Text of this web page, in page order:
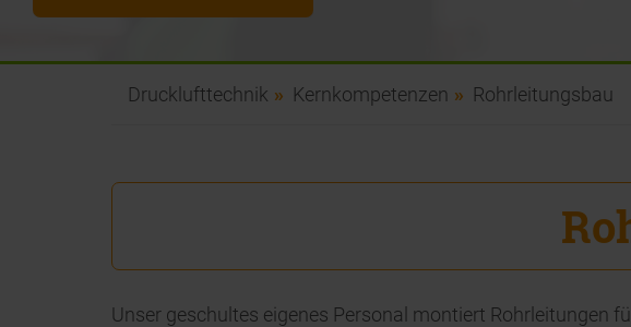
Drucklufttechnik Kernkompetenzen Rohrleitungsbau
Unser geschultes eigenes Personal montiert Rohrleitungen